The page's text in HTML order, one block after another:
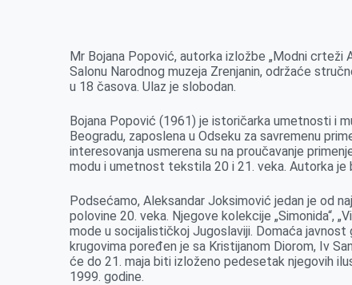
rnA
p
p
i
l
Mr Bojana Popović, autorka izložbe „Modni crteži
Salonu Narodnog muzeja Zrenjanin, održaće
u 18 časova. Ulaz je slobodan.
Bojana Popović (1961) je istoričarka umetnosti i
Beogradu, zaposlena u Odseku za savremenu
interesovanja usmerena su na proučavanje
modu i umetnost tekstila 20 i 21. veka. Autorka je
Podsećamo, Aleksandar Joksimović jedan je od
polovine 20. veka. Nјegove kolekcije „Simonida“,
mode u socijalističkoj Jugoslaviji. Domaća javnost
krugovima poređen je sa Kristijanom Diorom, Iv
će do 21. maja biti izloženo pedesetak njegovih
1999. godine.